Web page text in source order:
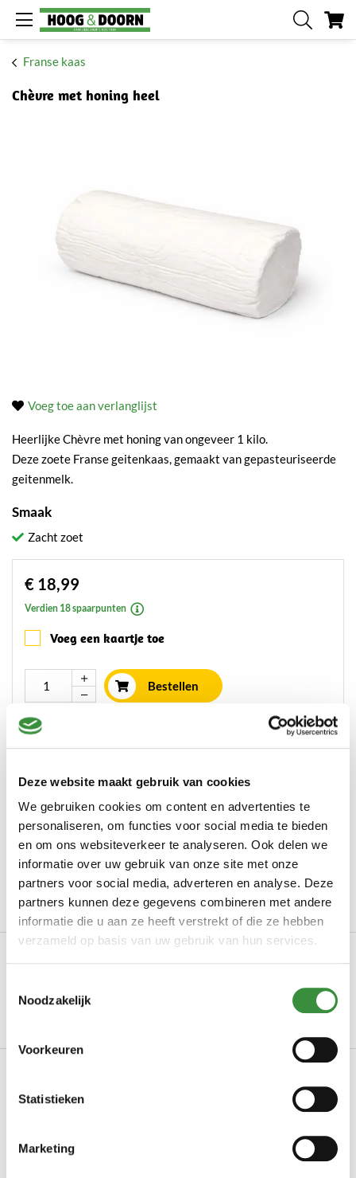
Deze website maakt gebruik van cookies
We gebruiken cookies om content en advertenties te
personaliseren, om functies voor social media te bieden
en om ons websiteverkeer te analyseren. Ook delen we
informatie over uw gebruik van onze site met onze
partners voor social media, adverteren en analyse. Deze
partners kunnen deze gegevens combineren met andere
informatie die u aan ze heeft verstrekt of die ze hebben
verzameld op basis van uw gebruik van hun services.
Noodzakelijk
Voorkeuren
Statistieken
Marketing
Franse kaas
Chèvre met honing heel
Voeg toe aan verlanglijst
Heerlijke Chèvre met honing van ongeveer 1 kilo.
Deze zoete Franse geitenkaas, gemaakt van gepasteuriseerde
geitenmelk.
Smaak
Zacht zoet
€ 18,99
Verdien 18 spaarpunten
Voeg een kaartje toe
Bestellen
Op voorraad
Meer dan 90 jaar ervaring: Kaasmeesters sinds
Proef en bestel iedere week op onzemarktlocaties
Met de grootste zorg verpakt
Geen minimale orderprijs!
voor geitenkaas. De Franse kaas wordt gemaak...
Art.nr.